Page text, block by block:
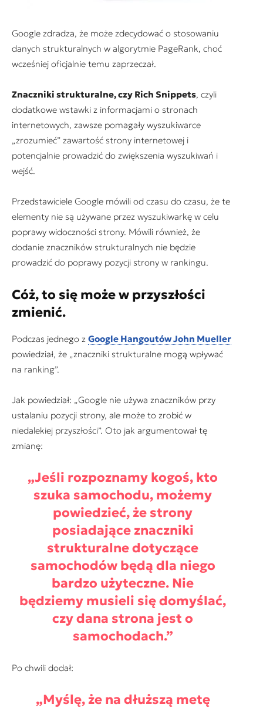
Google zdradza, że może zdecydować o stosowaniu
danych strukturalnych w algorytmie PageRank, choć
wcześniej oficjalnie temu zaprzeczał.
Znaczniki strukturalne, czy Rich Snippets, czyli
dodatkowe wstawki z informacjami o stronach
internetowych, zawsze pomagały wyszukiwarce
„zrozumieć” zawartość strony internetowej i
potencjalnie prowadzić do zwiększenia wyszukiwań i
wejść.
Przedstawiciele Google mówili od czasu do czasu, że te
elementy nie są używane przez wyszukiwarkę w celu
poprawy widoczności strony. Mówili również, że
dodanie znaczników strukturalnych nie będzie
prowadzić do poprawy pozycji strony w rankingu.
Cóż, to się może w przyszłości
zmienić.
Podczas jednego z Google Hangoutów John Mueller
powiedział, że „znaczniki strukturalne mogą wpływać
na ranking”.
Jak powiedział: „Google nie używa znaczników przy
ustalaniu pozycji strony, ale może to zrobić w
niedalekiej przyszłości”. Oto jak argumentował tę
zmianę:
„Jeśli rozpoznamy kogoś, kto
szuka samochodu, możemy
powiedzieć, że strony
posiadające znaczniki
strukturalne dotyczące
samochodów będą dla niego
bardzo użyteczne. Nie
będziemy musieli się domyślać,
czy dana strona jest o
samochodach.”
Po chwili dodał:
„Myślę, że na dłuższą metę